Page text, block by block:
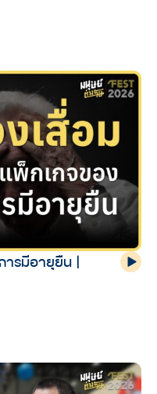
ารมีอายุยืน |